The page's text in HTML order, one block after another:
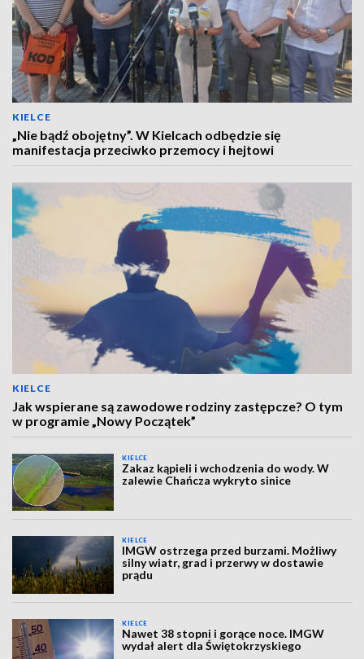
KIELCE
„Nie bądź obojętny”. W Kielcach odbędzie się
manifestacja przeciwko przemocy i hejtowi
KIELCE
Jak wspierane są zawodowe rodziny zastępcze? O tym
w programie „Nowy Początek”
KIELCE
Zakaz kąpieli i wchodzenia do wody. W
zalewie Chańcza wykryto sinice
KIELCE
IMGW ostrzega przed burzami. Możliwy
silny wiatr, grad i przerwy w dostawie
prądu
KIELCE
Nawet 38 stopni i gorące noce. IMGW
wydał alert dla Świętokrzyskiego